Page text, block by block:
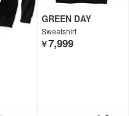
GREEN DAY
Sweatshirt
￥7,999